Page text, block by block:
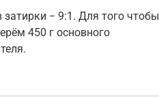
− 9:1. Для того чтобы
450 г основного